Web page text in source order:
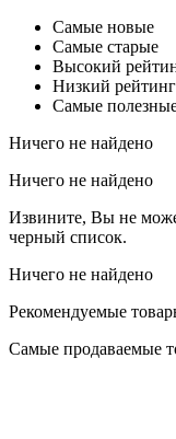
Самые новые
Самые старые
Высокий
Низкий рейтинг
Самые
Ничего не найдено
Ничего не найдено
Извините, Вы не
черный список.
Ничего не найдено
Рекомендуемые
Самые продаваемые